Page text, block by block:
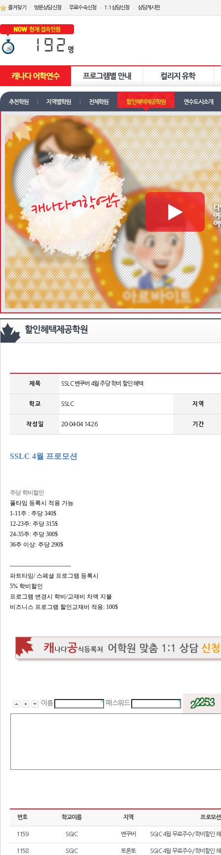
즐겨찾기 방문상담신청 무료수속신청 1:1상담신청 상담게시판
추천학원 지역별학원 전체학원 할인혜택제공학원 연수도시소개
제 목 SSLC 벤쿠버 4월 주당 학비 할인 혜택
학 교 SSLC 지 역
작 성 일 20-04-04 14:26 기 간
SSLC 4월 프로모션
주당 학비할인
풀타임 등록시 적용 가능
1-11주 : 주당 340$
12-23주: 주당 315$
24-35주: 주당 300$
36주 이상: 주당 290$
-------------------------------
파트타임/ 스페셜 프로그램 등록시
5% 학비할인
프로그램 변경시 학비/교재비 차액 지불
비즈니스 프로그램 할인교재비 적용: 100$
이름 패스워드
번호 학교이름 지역 프로모
1159 SGIC 벤쿠버 SGIC 4월 무료주수/학비할인
1158 SGIC 토론토 SGIC 4월 무료주수/학비할인